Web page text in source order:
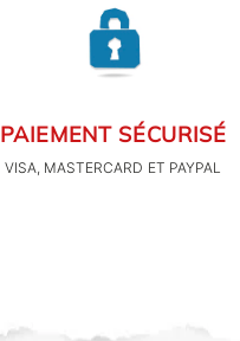
PAIEMENT SÉCURISÉ
VISA, MASTERCARD ET PAYPAL